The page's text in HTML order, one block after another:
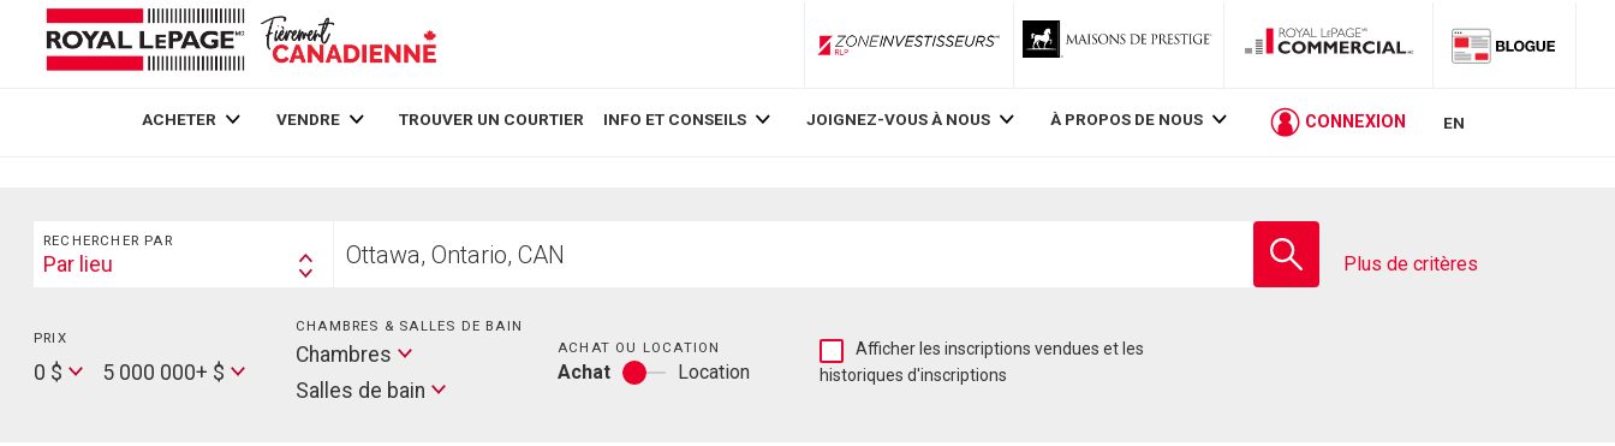
ZoneInvestisseurs RLP
ACHETER VENDRE TROUVER UN COURTIER INFO ET CONSEILS JOIGNEZ-VOUS À NOUS À PROPOS DE NOUS CONNEXION EN
Rechercher
RECHERCHER PAR
Search
Par lieu
votre
Plus de critères
PRIX
Price
0 $
Max
5 000 000+ $
CHAMBRES & SALLES DE BAIN
Chambres
bain
Salles de bain
ACHAT OU LOCATION
Achat
Achat
Location
Afficher
les
Afficher les inscriptions vendues et les
historiques d'inscriptions